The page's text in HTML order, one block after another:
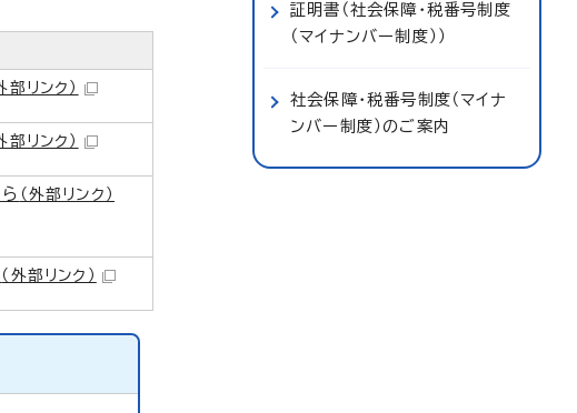
部リンク）
部リンク）
（外部リンク）
（外部リンク）
証明書（社会保障・税番号制度
（マイナンバー制度））
社会保障・税番号制度（マイナ
ンバー制度）のご案内